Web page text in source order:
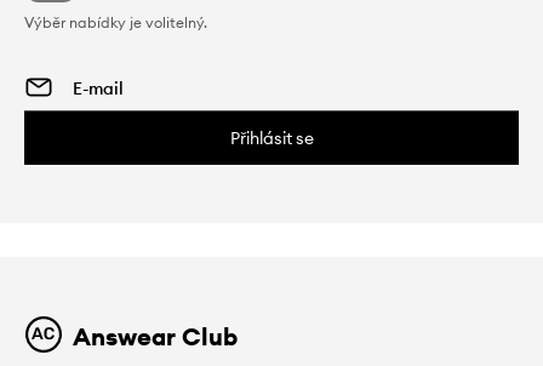
Výběr nabídky je volitelný.
Přihlásit se
Answear Club